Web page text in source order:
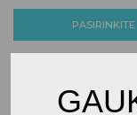
PASIRINKITE